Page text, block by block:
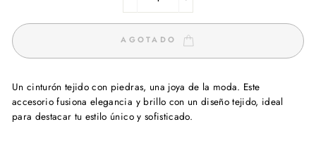
AGOTADO
Un cinturón tejido con piedras, una joya de la moda. Este
accesorio fusiona elegancia y brillo con un diseño tejido, ideal
para destacar tu estilo único y sofisticado.